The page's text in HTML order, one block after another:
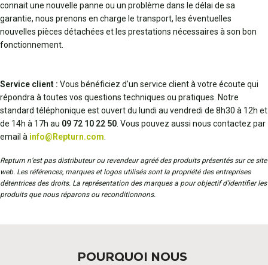
connait une nouvelle panne ou un problème dans le délai de sa
garantie, nous prenons en charge le transport, les éventuelles
nouvelles pièces détachées et les prestations nécessaires à son bon
fonctionnement.
Service client : Vous bénéficiez d'un service client à votre écoute qui
répondra à toutes vos questions techniques ou pratiques. Notre
standard téléphonique est ouvert du lundi au vendredi de 8h30 à 12h et
de 14h à 17h au 09 72 10 22 50 . Vous pouvez aussi nous contactez par
email à info@Repturn.com
Repturn n’est pas distributeur ou revendeur agréé des produits présentés sur ce site
web. Les références, marques et logos utilisés sont la propriété des entreprises
détentrices des droits. La représentation des marques a pour objectif d’identifier les
produits que nous réparons ou reconditionnons.
POURQUOI NOUS